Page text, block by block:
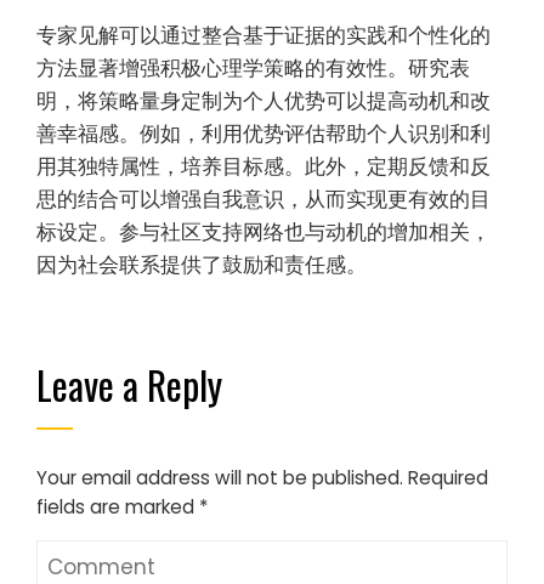
专家见解可以通过整合基于证据的实践和个性化的
方法显著增强积极心理学策略的有效性。研究表
明，将策略量身定制为个人优势可以提高动机和改
善幸福感。例如，利用优势评估帮助个人识别和利
用其独特属性，培养目标感。此外，定期反馈和反
思的结合可以增强自我意识，从而实现更有效的目
标设定。参与社区支持网络也与动机的增加相关，
因为社会联系提供了鼓励和责任感。
Leave a Reply
Your email address will not be published. Required
fields are marked *